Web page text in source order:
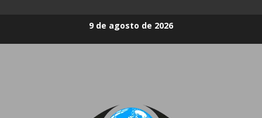
9 de agosto de 2026